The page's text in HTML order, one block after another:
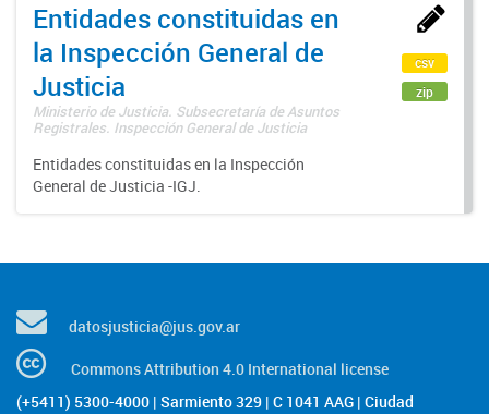
Entidades constituidas en
la Inspección General de
Justicia
Ministerio de Justicia. Subsecretaría de Asuntos
Registrales. Inspección General de Justicia
Entidades constituidas en la Inspección
General de Justicia -IGJ.
csv
zip
datosjusticia@jus.gov.ar
Commons Attribution 4.0 International license
(+5411) 5300-4000 | Sarmiento 329 | C 1041 AAG | Ciudad